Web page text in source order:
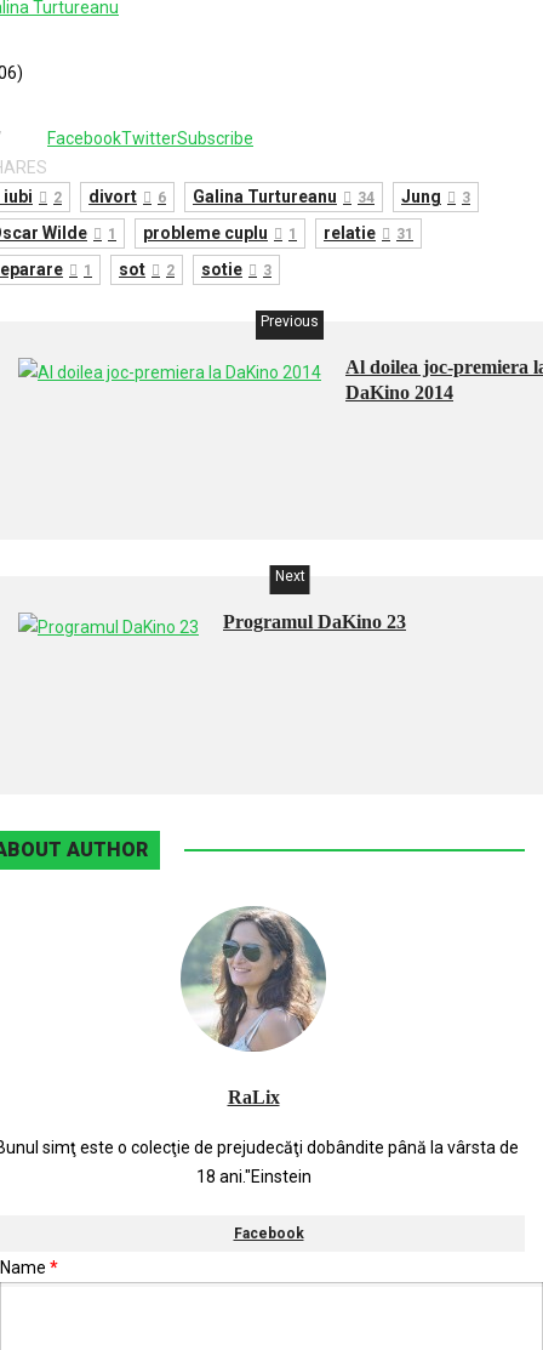
Turtureanu
FacebookTwitterSubscribe
iubi 2 divort 6 Galina Turtureanu 34 Jung 3
Wilde 1 probleme cuplu 1 relatie 31
1 sot 2 sotie 3
Previous
Al doilea joc-premiera
DaKino 2014
Next
Programul DaKino 23
AUTHOR
RaLix
simţ este o colecţie de prejudecăţi dobândite până la vârsta de
18 ani."Einstein
Facebook
Name *